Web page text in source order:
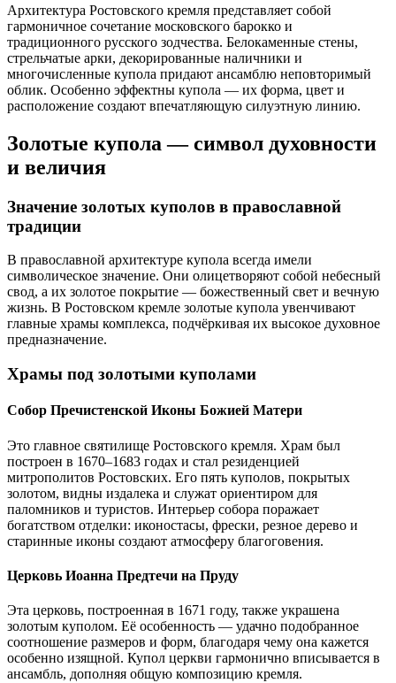
Архитектура Ростовского кремля представляет собой
гармоничное сочетание московского барокко и
традиционного русского зодчества. Белокаменные стены,
стрельчатые арки, декорированные наличники и
многочисленные купола придают ансамблю неповторимый
облик. Особенно эффектны купола — их форма, цвет и
расположение создают впечатляющую силуэтную линию.
Золотые купола — символ духовности
и величия
Значение золотых куполов в православной
традиции
В православной архитектуре купола всегда имели
символическое значение. Они олицетворяют собой небесный
свод, а их золотое покрытие — божественный свет и вечную
жизнь. В Ростовском кремле золотые купола увенчивают
главные храмы комплекса, подчёркивая их высокое духовное
предназначение.
Храмы под золотыми куполами
Собор Пречистенской Иконы Божией Матери
Это главное святилище Ростовского кремля. Храм был
построен в 1670–1683 годах и стал резиденцией
митрополитов Ростовских. Его пять куполов, покрытых
золотом, видны издалека и служат ориентиром для
паломников и туристов. Интерьер собора поражает
богатством отделки: иконостасы, фрески, резное дерево и
старинные иконы создают атмосферу благоговения.
Церковь Иоанна Предтечи на Пруду
Эта церковь, построенная в 1671 году, также украшена
золотым куполом. Её особенность — удачно подобранное
соотношение размеров и форм, благодаря чему она кажется
особенно изящной. Купол церкви гармонично вписывается в
ансамбль, дополняя общую композицию кремля.